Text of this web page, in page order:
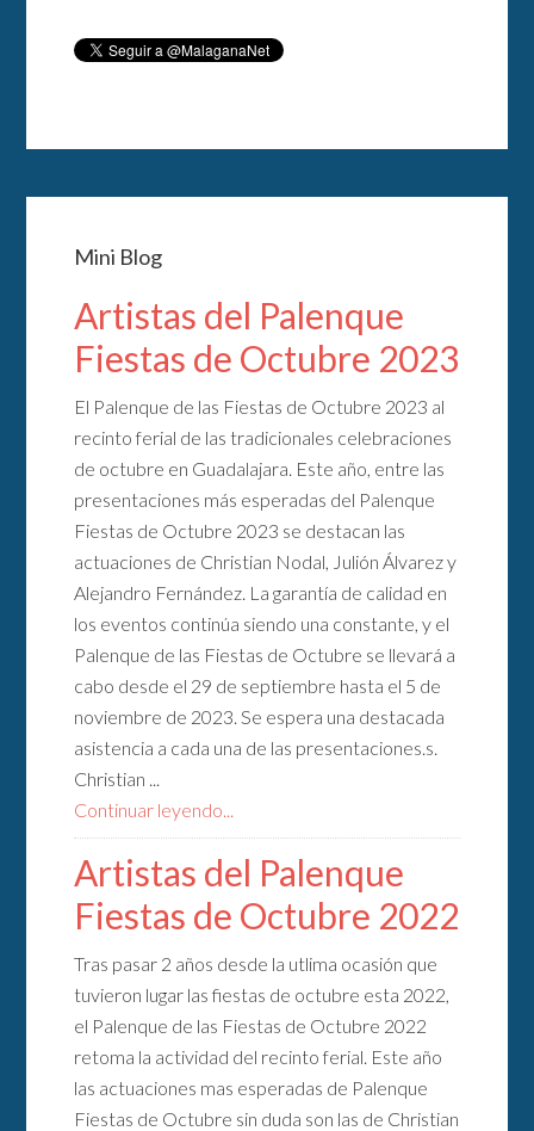
Mini Blog
Artistas del Palenque
Fiestas de Octubre 2023
El Palenque de las Fiestas de Octubre 2023 al
recinto ferial de las tradicionales celebraciones
de octubre en Guadalajara. Este año, entre las
presentaciones más esperadas del Palenque
Fiestas de Octubre 2023 se destacan las
actuaciones de Christian Nodal, Julión Álvarez y
Alejandro Fernández. La garantía de calidad en
los eventos continúa siendo una constante, y el
Palenque de las Fiestas de Octubre se llevará a
cabo desde el 29 de septiembre hasta el 5 de
noviembre de 2023. Se espera una destacada
asistencia a cada una de las presentaciones.s.
Christian ...
Continuar leyendo...
Artistas del Palenque
Fiestas de Octubre 2022
Tras pasar 2 años desde la utlima ocasión que
tuvieron lugar las fiestas de octubre esta 2022,
el Palenque de las Fiestas de Octubre 2022
retoma la actividad del recinto ferial. Este año
las actuaciones mas esperadas de Palenque
Fiestas de Octubre sin duda son las de Christian